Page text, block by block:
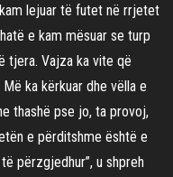
lejuar të futet në rrjetet
e kam mësuar se turp
tjera. Vajza ka vite që
ka kërkuar dhe vëlla e
thashë pse jo, ta provoj,
e përditshme është e
përzgjedhur”, u shpreh